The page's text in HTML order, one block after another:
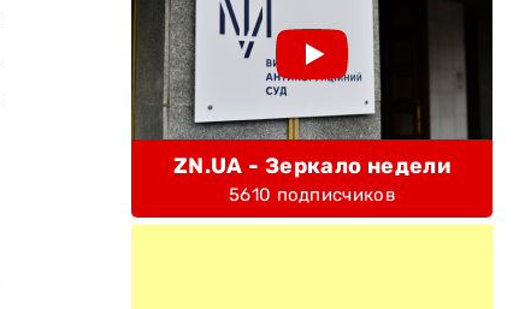
ZN.UA - Зеркало недели
5610 подписчиков